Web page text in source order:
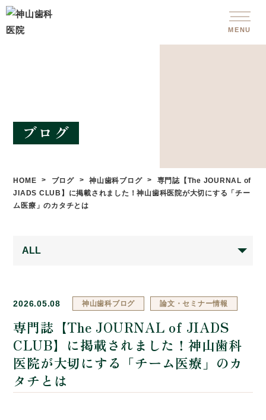
MENU
ブログ
HOME ブログ 神山歯科ブログ
専門誌【The JOURNAL of
JIADS CLUB】に掲載されました！神山歯科医院が大切にする「チー
ム医療」のカタチとは
2026.05.08 神山歯科ブログ 論文・セミナー情報
専門誌【The JOURNAL of JIADS
CLUB】に掲載されました！神山歯科
医院が大切にする「チーム医療」のカ
タチとは